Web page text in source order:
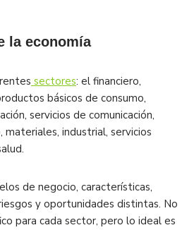
la economía
sectores: el financiero,
básicos de consumo,
servicios de comunicación,
industrial, servicios
de negocio, características,
y oportunidades distintas. No
para cada sector, pero lo ideal es